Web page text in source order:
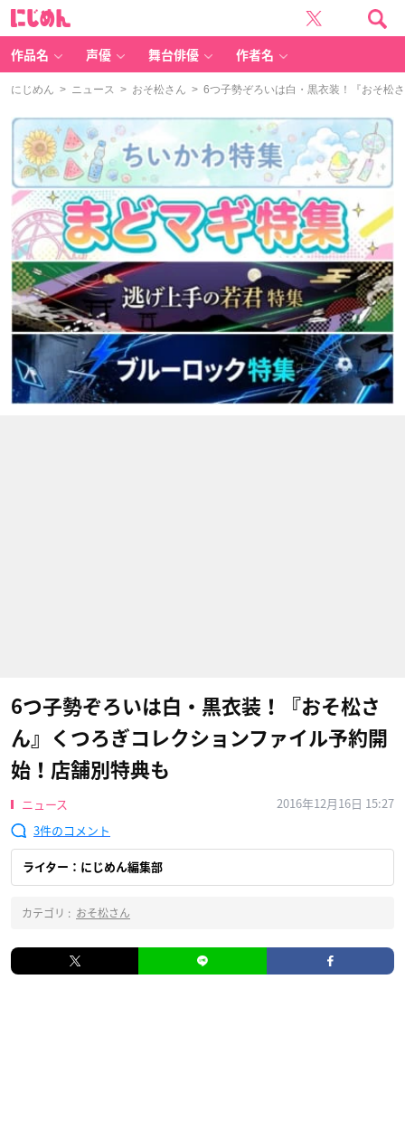
作品名 声優 舞台俳優 作者名
にじめん > ニュース > おそ松さん > 6つ子勢ぞろいは白・黒衣装！『おそ松
6つ子勢ぞろいは白・黒衣装！『おそ松さ
ん』くつろぎコレクションファイル予約開
始！店舗別特典も
ニュース
2016年12月16日 15:27
3
ライター：にじめん編集部
カテゴリ : おそ松さん